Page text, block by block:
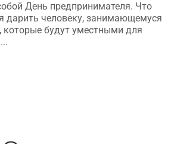
День предпринимателя. Что
дарить человеку, занимающемуся
которые будут уместными для